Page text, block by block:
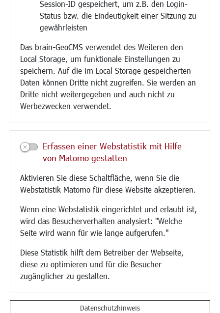
Session-ID gespeichert, um z.B. den Login-
Status bzw. die Eindeutigkeit einer Sitzung zu
gewährleisten
Das brain-GeoCMS verwendet des Weiteren den
Local Storage, um funktionale Einstellungen zu
speichern. Auf die im Local Storage gespeicherten
Daten können Dritte nicht zugreifen. Sie werden an
Dritte nicht weitergegeben und auch nicht zu
Werbezwecken verwendet.
Erfassen einer Webstatistik mit Hilfe
von Matomo gestatten
Aktivieren Sie diese Schaltfläche, wenn Sie die
Webstatistik Matomo für diese Website akzeptieren.
Wenn eine Webstatistik eingerichtet und erlaubt ist,
wird das Besucherverhalten analysiert: "Welche
Seite wird wann für wie lange aufgerufen."
Diese Statistik hilft dem Betreiber der Webseite,
diese zu optimieren und für die Besucher
zugänglicher zu gestalten.
Datenschutzhinweis
Bauen/Umwelt/Mobilität
Bebauungsplanung
Verkehr/Mobilität
Glasfaserausbau
Aktuelle Baustellen
Paddelteich
CINDY S
Kultur/Freizeit/Tourismus
Veranstaltungen
Neue Stadthalle Langen
Bäder
Musikschule
Stadtbücherei
Stadtarchiv
Museen
Hotels/Unterkünfte
Gastronomie
Kunstszene
Vereine und Institutionen